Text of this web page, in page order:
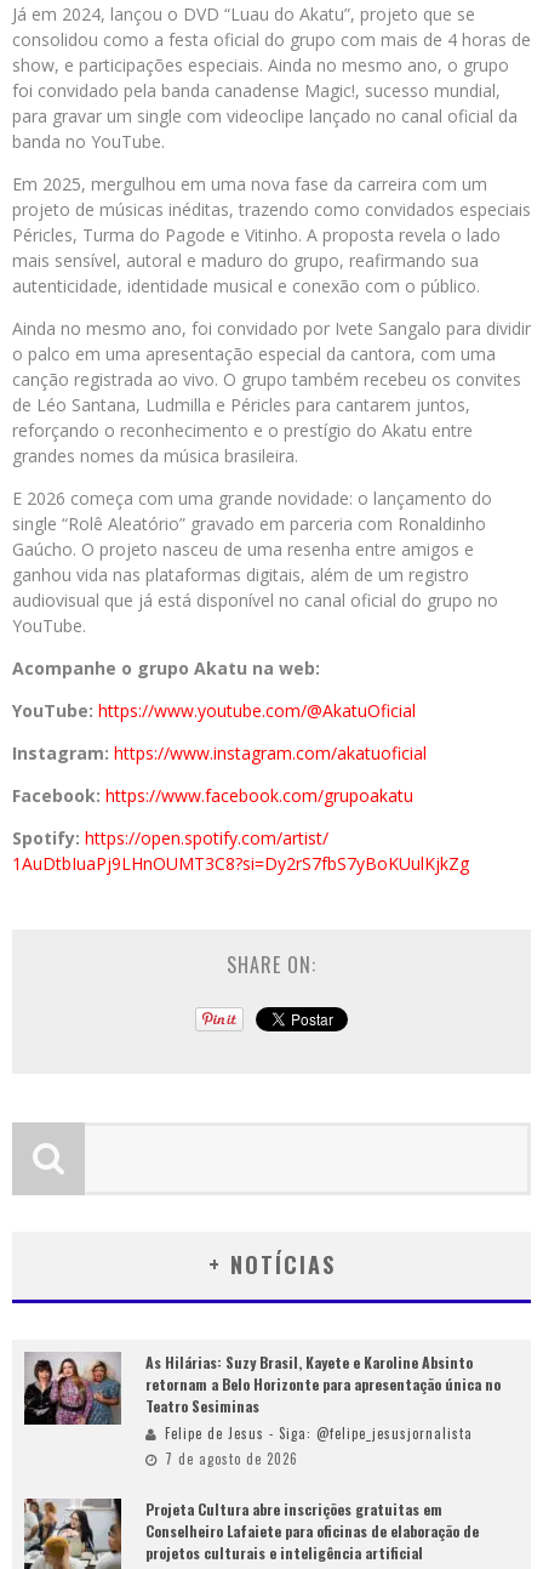
Já em 2024, lançou o DVD “Luau do Akatu”, projeto que se
consolidou como a festa oficial do grupo com mais de 4 horas de
show, e participações especiais. Ainda no mesmo ano, o grupo
foi convidado pela banda canadense Magic!, sucesso mundial,
para gravar um single com videoclipe lançado no canal oficial da
banda no YouTube.
Em 2025, mergulhou em uma nova fase da carreira com um
projeto de músicas inéditas, trazendo como convidados especiais
Péricles, Turma do Pagode e Vitinho. A proposta revela o lado
mais sensível, autoral e maduro do grupo, reafirmando sua
autenticidade, identidade musical e conexão com o público.
Ainda no mesmo ano, foi convidado por Ivete Sangalo para dividir
o palco em uma apresentação especial da cantora, com uma
canção registrada ao vivo. O grupo também recebeu os convites
de Léo Santana, Ludmilla e Péricles para cantarem juntos,
reforçando o reconhecimento e o prestígio do Akatu entre
grandes nomes da música brasileira.
E 2026 começa com uma grande novidade: o lançamento do
single “Rolê Aleatório” gravado em parceria com Ronaldinho
Gaúcho. O projeto nasceu de uma resenha entre amigos e
ganhou vida nas plataformas digitais, além de um registro
audiovisual que já está disponível no canal oficial do grupo no
YouTube.
Acompanhe o grupo Akatu na web:
YouTube: https://www.youtube.com/@AkatuOficial
Instagram: https://www.instagram.com/akatuoficial
Facebook: https://www.facebook.com/grupoakatu
Spotify: https://open.spotify.com/artist/
1AuDtbIuaPj9LHnOUMT3C8?si=Dy2rS7fbS7yBoKUulKjkZg
SHARE ON:
+ NOTÍCIAS
As Hilárias: Suzy Brasil, Kayete e Karoline Absinto
retornam a Belo Horizonte para apresentação única no
Teatro Sesiminas
Felipe de Jesus - Siga: @felipe_jesusjornalista
7 de agosto de 2026
Projeta Cultura abre inscrições gratuitas em
Conselheiro Lafaiete para oficinas de elaboração de
projetos culturais e inteligência artificial